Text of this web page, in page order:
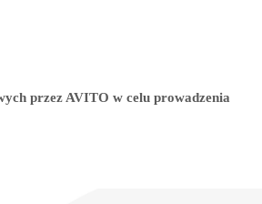
przez AVITO w celu prowadzenia